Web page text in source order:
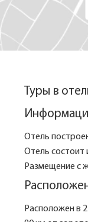
Туры в
Отель
Отель состоит
Размещение с
Расположен в